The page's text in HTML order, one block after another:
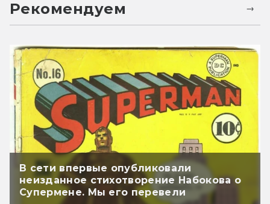
Рекомендуем
В сети впервые опубликовали
неизданное стихотворение Набокова о
Супермене. Мы его перевели